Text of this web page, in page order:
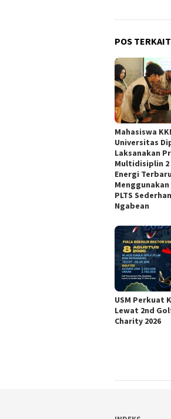
POS TERKAIT
Mahasiswa
Universitas
Laksanakan
Multidisiplin 2
Energi
PLTS
Ngabean
USM Perkuat
Lewat 2nd
Charity 2026